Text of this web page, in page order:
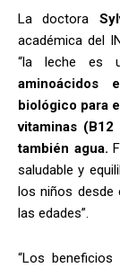
La doctora
académica del
“la leche es
aminoácidos
biológico para
vitaminas
también agua.
saludable y
los niños
las edades”.
“Los